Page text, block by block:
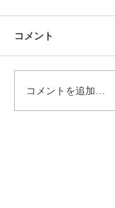
コメント
コメントを追加…